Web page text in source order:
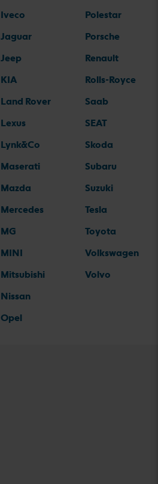
Iveco
Jaguar
Jeep
KIA
Land Rover
Lexus
Lynk&Co
Maserati
Mazda
Mercedes
MG
MINI
Mitsubishi
Nissan
Opel
Polestar
Porsche
Renault
Rolls-Royce
Saab
SEAT
Skoda
Subaru
Suzuki
Tesla
Toyota
Volkswagen
Volvo